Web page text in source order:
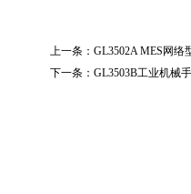
上一条： GL3502A MES网
下一条： GL3503B工业机械